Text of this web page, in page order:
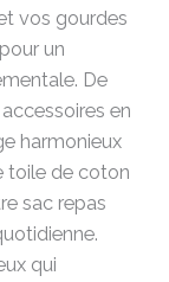
vos gourdes
un
De
en
harmonieux
toile de coton
sac repas
qui